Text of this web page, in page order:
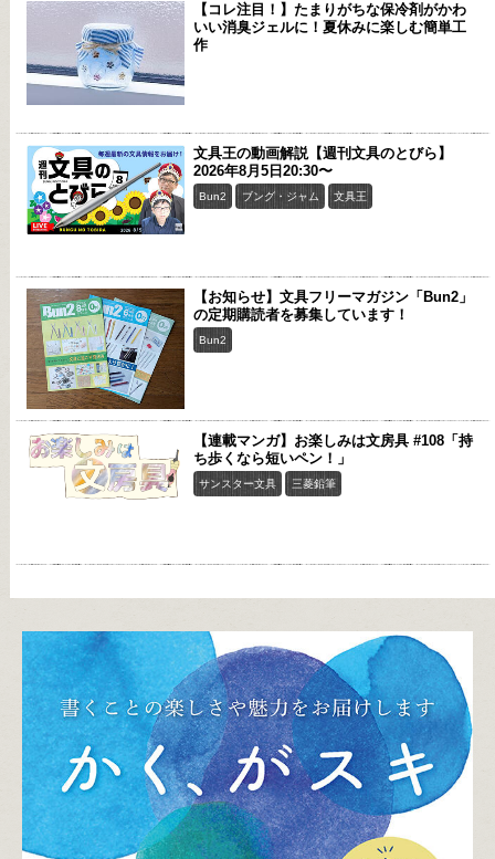
【コレ注目！】たまりがちな保冷剤がかわ
いい消臭ジェルに！夏休みに楽しむ簡単工
作
文具王の動画解説【週刊文具のとびら】
2026年8月5日20:30〜
Bun2 ブング・ジャム 文具王
【お知らせ】文具フリーマガジン「Bun2」
の定期購読者を募集しています！
Bun2
【連載マンガ】お楽しみは文房具 #108「持
ち歩くなら短いペン！」
サンスター文具 三菱鉛筆